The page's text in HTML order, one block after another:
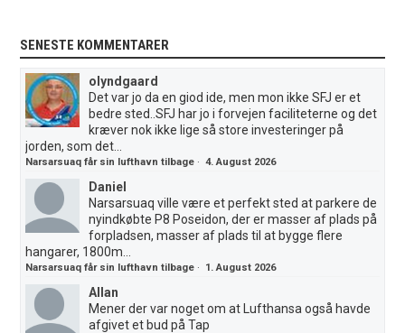
SENESTE KOMMENTARER
olyndgaard
Det var jo da en giod ide, men mon ikke SFJ er et
bedre sted..SFJ har jo i forvejen faciliteterne og det
kræver nok ikke lige så store investeringer på
jorden, som det...
Narsarsuaq får sin lufthavn tilbage ·4. August 2026
Daniel
Narsarsuaq ville være et perfekt sted at parkere de
nyindkøbte P8 Poseidon, der er masser af plads på
forpladsen, masser af plads til at bygge flere
hangarer, 1800m...
Narsarsuaq får sin lufthavn tilbage · 1. August 2026
Allan
Mener der var noget om at Lufthansa også havde
afgivet et bud på Tap